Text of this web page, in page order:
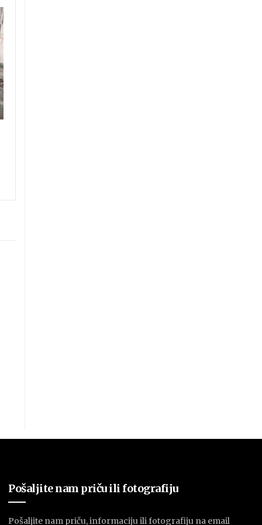
Pošaljite nam priču ili fotografiju
Pošaljite nam priču, informaciju ili fotografiju na email